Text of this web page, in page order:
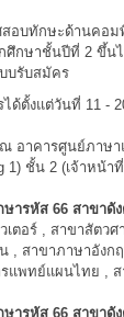
สอบทักษะด้านคอม
ศึกษาชั้นปีที่ 2 ขึ้น
บรับสมัคร
ด้ตั้งแต่วันที่ 11 -
อาคารศูนย์ภาษา
1) ชั้น 2 (เจ้าหน้
ารหัส 66 สาขาดั
เตอร์ , สาขาสัตว
, สาขาภาษาอังก
แพทย์แผนไทย ,
ารหัส 66 สาขาดั